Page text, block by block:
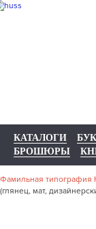
КАТАЛОГИ
БРОШЮРЫ
Фамильная типография
(глянец, мат,